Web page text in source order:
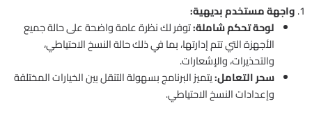
1. واجهة مستخدم بديهية:
لوحة تحكم شاملة:توفر لك نظرة عامة واضحة على حالة جميع
الأجهزة التي تتم إدارتها، بما في ذلك حالة النسخ الاحتياطي،
والتحذيرات، والإشعارات.
سحر التعامل:يتميز البرنامج بسهولة التنقل بين الخيارات المختلفة
وإعدادات النسخ الاحتياطي.